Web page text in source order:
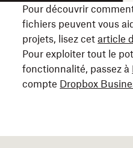
personnes
grâce
fonctionnalité
Pour découvrir
fichiers peuvent vous
projets, lisez cetarticle
Pour exploiter tout le
fonctionnalité, passez à
compte Dropbox